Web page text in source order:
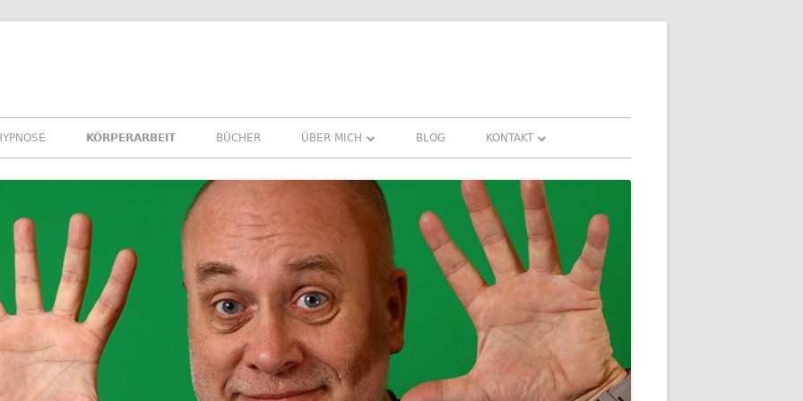
KÖRPERARBEIT BÜCHER ÜBER MICH
REFERENZEN ERFAHRUNGEN UND
NEWSLETTER
BLOG KONTAKT
DOWNLOADS
FAQ
DATENSCHUTZ
IMPRESSUM